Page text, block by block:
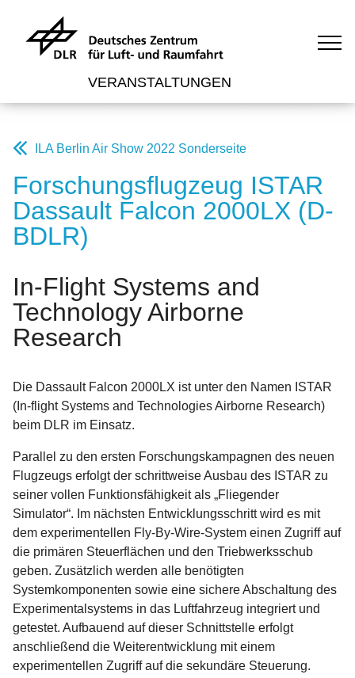
VERANSTALTUNGEN
ILA Berlin Air Show 2022 Sonderseite
Forschungsflugzeug ISTAR
Dassault Falcon 2000LX (D-
BDLR)
In-Flight Systems and
Technology Airborne
Research
Die Dassault Falcon 2000LX ist unter den Namen ISTAR
(In-flight Systems and Technologies Airborne Research)
beim DLR im Einsatz.
Parallel zu den ersten Forschungskampagnen des neuen
Flugzeugs erfolgt der schrittweise Ausbau des ISTAR zu
seiner vollen Funktionsfähigkeit als „Fliegender
Simulator“. Im nächsten Entwicklungsschritt wird es mit
dem experimentellen Fly-By-Wire-System einen Zugriff auf
die primären Steuerflächen und den Triebwerksschub
geben. Zusätzlich werden alle benötigten
Systemkomponenten sowie eine sichere Abschaltung des
Experimentalsystems in das Luftfahrzeug integriert und
getestet. Aufbauend auf dieser Schnittstelle erfolgt
anschließend die Weiterentwicklung mit einem
experimentellen Zugriff auf die sekundäre Steuerung.